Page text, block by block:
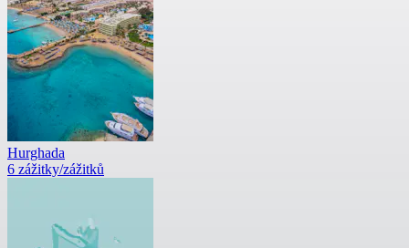
Hurghada
6 zážitky/zážitků